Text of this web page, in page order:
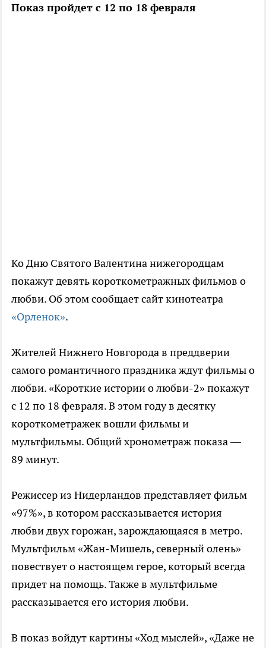
Показ пройдет с 12 по 18 февраля
Ко Дню Святого Валентина нижегородцам
покажут девять короткометражных фильмов о
любви. Об этом сообщает сайт кинотеатра
«Орленок».
Жителей Нижнего Новгорода в преддверии
самого романтичного праздника ждут фильмы о
любви. «Короткие истории о любви-2» покажут
с 12 по 18 февраля. В этом году в десятку
короткометражек вошли фильмы и
мультфильмы. Общий хронометраж показа —
89 минут.
Режиссер из Нидерландов представляет фильм
«97%», в котором рассказывается история
любви двух горожан, зарождающаяся в метро.
Мультфильм «Жан-Мишель, северный олень»
повествует о настоящем герое, который всегда
придет на помощь. Также в мультфильме
рассказывается его история любви.
В показ войдут картины «Ход мыслей», «Даже не